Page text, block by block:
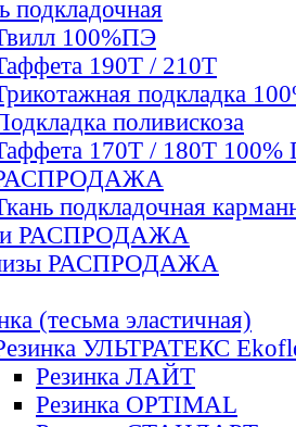
подкладочная
100%ПЭ
190Т / 210Т
подкладка
поливискоза
170Т / 180Т 100%
подкладочная
РАСПРОДАЖА
РАСПРОДАЖА
(тесьма эластичная)
УЛЬТРАТЕКС
Резинка ЛАЙТ
Резинка OPTIMAL